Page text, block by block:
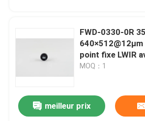
FWD-0330-0R
640×512@12μm
point fixe LWIR
niveau du
MOQ：1
meilleur prix